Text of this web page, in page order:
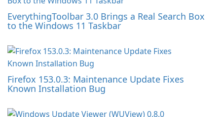
EverythingToolbar 3.0 Brings a Real Search Box
to the Windows 11 Taskbar
Firefox 153.0.3: Maintenance Update Fixes
Known Installation Bug